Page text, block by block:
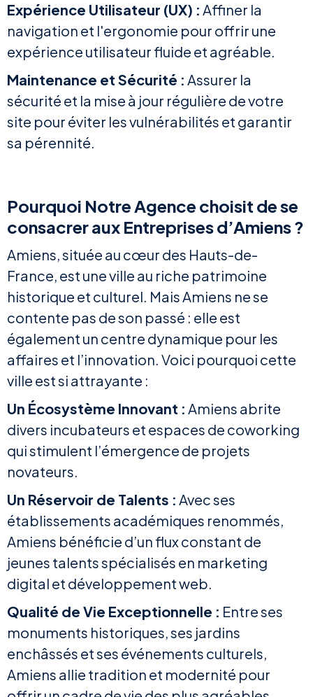
Expérience Utilisateur (UX) : Affiner la
navigation et l'ergonomie pour offrir une
expérience utilisateur fluide et agréable.
Maintenance et Sécurité : Assurer la
sécurité et la mise à jour régulière de votre
site pour éviter les vulnérabilités et garantir
sa pérennité.
Pourquoi Notre Agence choisit de se
consacrer aux Entreprises d’Amiens ?
Amiens, située au cœur des Hauts-de-
France, est une ville au riche patrimoine
historique et culturel. Mais Amiens ne se
contente pas de son passé : elle est
également un centre dynamique pour les
affaires et l’innovation. Voici pourquoi cette
ville est si attrayante :
Un Écosystème Innovant : Amiens abrite
divers incubateurs et espaces de coworking
qui stimulent l’émergence de projets
novateurs.
Un Réservoir de Talents : Avec ses
établissements académiques renommés,
Amiens bénéficie d’un flux constant de
jeunes talents spécialisés en marketing
digital et développement web.
Qualité de Vie Exceptionnelle : Entre ses
monuments historiques, ses jardins
enchâssés et ses événements culturels,
Amiens allie tradition et modernité pour